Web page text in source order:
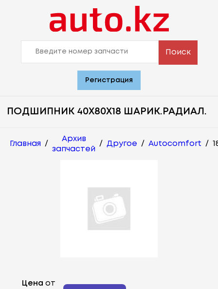
Поиск
Регистрация
ПОДШИПНИК 40Х80Х18 ШАРИК.РАДИАЛ.
Главная /
Архив
запчастей
/ Другое / Autocomfort /
Цена от